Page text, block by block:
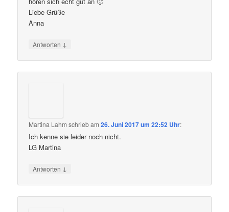
Liebe Grüße
Anna
Antworten ↓
Martina Lahm schriebam26. Juni 2017 um 22:52 Uhr:
Ich kenne sie leider noch nicht.
LG Martina
Antworten ↓